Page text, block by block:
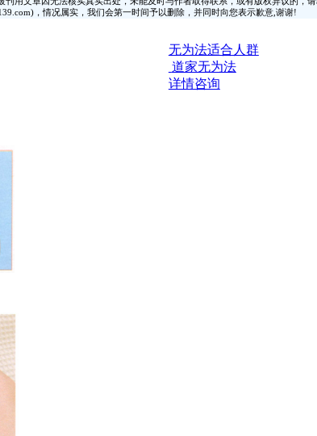
，情况属实，我们会第一时间予以删除，并同时向您表示歉意,谢谢!
无为法适合人群
道家无为法
详情咨询